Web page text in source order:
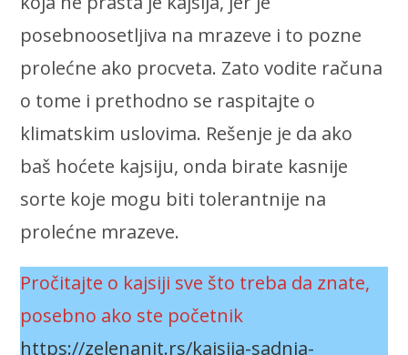
posebnoosetljiva na mrazeve i to pozne
prolećne ako procveta. Zato vodite računa
o tome i prethodno se raspitajte o
klimatskim uslovima. Rešenje je da ako
baš hoćete kajsiju, onda birate kasnije
sorte koje mogu biti tolerantnije na
prolećne mrazeve.
Pročitajte o kajsiji sve što treba da znate,
posebno ako ste početnik
https://zelenanit.rs/kajsija-sadnja-